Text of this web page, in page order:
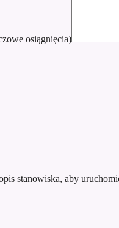
osiągnięcia)
stanowiska, aby